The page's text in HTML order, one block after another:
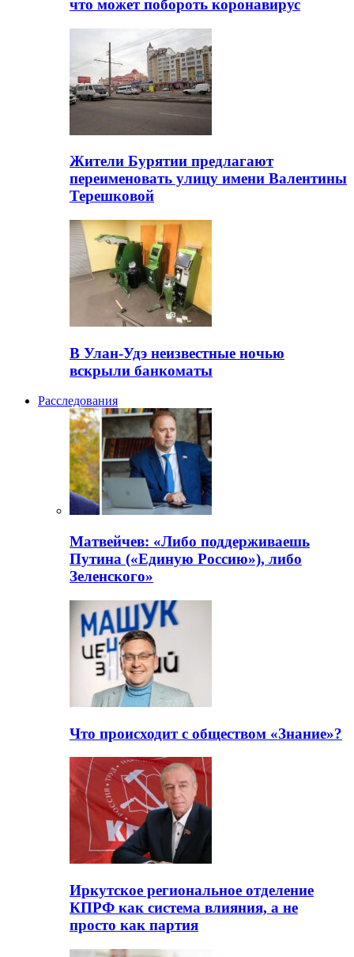
что может побороть коронавирус
Жители Бурятии предлагают
переименовать улицу имени Валентины
Терешковой
В Улан-Удэ неизвестные ночью
вскрыли банкоматы
Расследования
Матвейчев: «Либо поддерживаешь
Путина («Единую Россию»), либо
Зеленского»
Что происходит с обществом «Знание»?
Иркутское региональное отделение
КПРФ как система влияния, а не
просто как партия